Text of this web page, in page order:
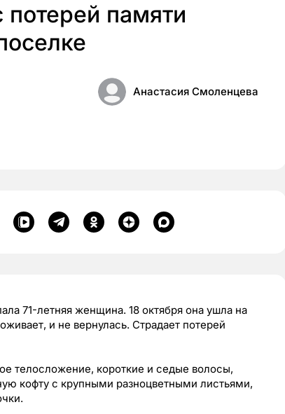
памяти
Анастасия Смоленцева
71-летняя женщина. 18 октября она ушла на
и не вернулась. Страдает потерей
телосложение, короткие и седые волосы,
кофту с крупными разноцветными листьями,